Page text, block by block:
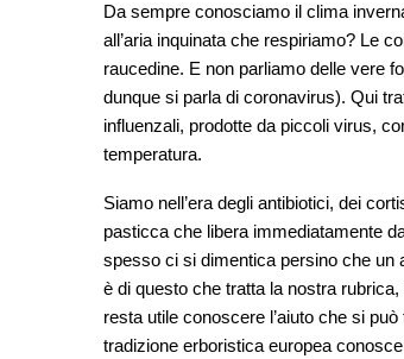
Da sempre conosciamo il clima
all’aria inquinata che respiriamo? Le
raucedine. E non parliamo delle vere
dunque si parla di coronavirus). Qui
influenzali, prodotte da piccoli virus,
temperatura.
Siamo nell’era degli antibiotici, dei
pasticca che libera immediatamente
spesso ci si dimentica persino che un
è di questo che tratta la nostra
resta utile conoscere l’aiuto che si
tradizione erboristica europea